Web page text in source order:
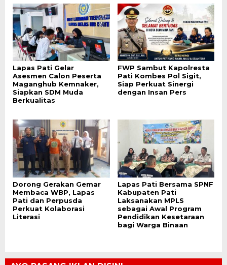
Lapas Pati Gelar
Asesmen Calon Peserta
Maganghub Kemnaker,
Siapkan SDM Muda
Berkualitas
FWP Sambut Kapolresta
Pati Kombes Pol Sigit,
Siap Perkuat Sinergi
dengan Insan Pers
Dorong Gerakan Gemar
Membaca WBP, Lapas
Pati dan Perpusda
Perkuat Kolaborasi
Literasi
Lapas Pati Bersama SPNF
Kabupaten Pati
Laksanakan MPLS
sebagai Awal Program
Pendidikan Kesetaraan
bagi Warga Binaan